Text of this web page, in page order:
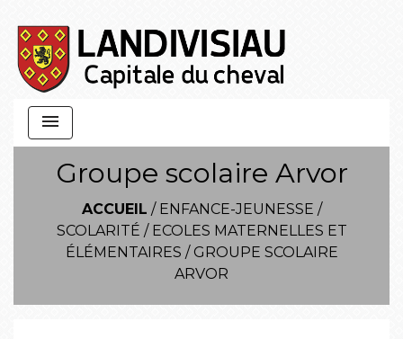
menu
Groupe scolaire Arvor
ACCUEIL / ENFANCE-JEUNESSE /
SCOLARITÉ / ECOLES MATERNELLES ET
ÉLÉMENTAIRES / GROUPE SCOLAIRE
ARVOR